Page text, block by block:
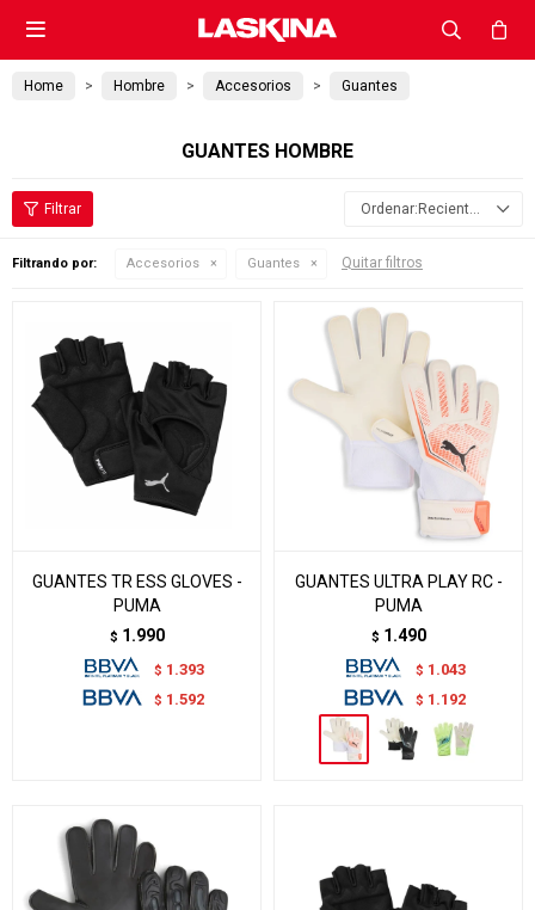

Home Hombre Accesorios Guantes
GUANTES HOMBRE
Recientes
Filtrando por: Accesorios Guantes Quitar filtros
GUANTES TR ESS GLOVES -
PUMA
$ 1.990
$ 1.393
$ 1.592
GUANTES ULTRA PLAY RC -
PUMA
$ 1.490
$ 1.043
$ 1.192